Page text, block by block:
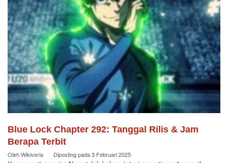
Blue Lock Chapter 292: Tanggal Rilis & Jam
Berapa Terbit
OlehWikiveria Diposting pada3 Februari 2025